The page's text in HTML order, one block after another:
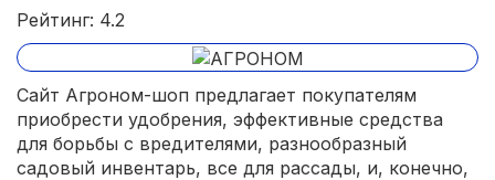
Рейтинг: 4.2
Сайт Агроном-шоп предлагает покупателям
приобрести удобрения, эффективные средства
для борьбы с вредителями, разнообразный
садовый инвентарь, все для рассады, и, конечно,